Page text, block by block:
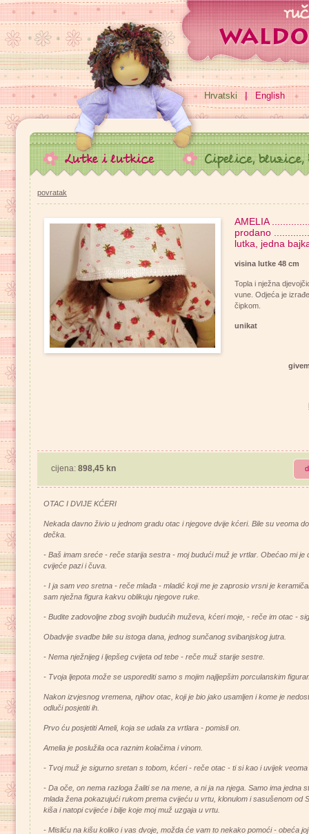
Hrvatski English
povratak
AMELIA
prodano
lutka, jedna
visina lutke 48 cm
Topla i nježna
vune. Odjeća je
čipkom.
unikat
cijena: 898,45 kn
OTAC I DVIJE KĆERI
Nekada davno živio u jednom gradu otac i njegove dvije kćeri. Bile su veoma
dečka.
- Baš imam sreće - reče starija sestra - moj budući muž je vrtlar. Obećao mi je
cvijeće pazi i čuva.
- I ja sam veo sretna - reče mlađa - mladić koji me je zaprosio vrsni je
sam nježna figura kakvu oblikuju njegove ruke.
- Budite zadovoljne zbog svojih budućih muževa, kćeri moje, - reče im otac -
Obadvije svadbe bile su istoga dana, jednog sunčanog svibanjskog jutra.
- Nema nježnijeg i ljepšeg cvijeta od tebe - reče muž starije sestre.
- Tvoja ljepota može se usporediti samo s mojim najljepšim porculanskim
Nakon izvjesnog vremena, njihov otac, koji je bio jako usamljen i kome je
odluči posjetiti ih.
Prvo ću posjetiti Ameli, koja se udala za vrtlara - pomisli on.
Amelia je poslužila oca raznim kolačima i vinom.
- Tvoj muž je sigurno sretan s tobom, kćeri - reče otac - ti si kao i uvijek veoma
- Da oče, on nema razloga žaliti se na mene, a ni ja na njega. Samo ima jedna
mlada žena pokazujući rukom prema cvijeću u vrtu, klonulom i sasušenom od
kiša i natopi cvijeće i bilje koje moj muž uzgaja u vrtu.
- Misliću na kišu koliko i vas dvoje, možda će vam to nekako pomoći - obeća